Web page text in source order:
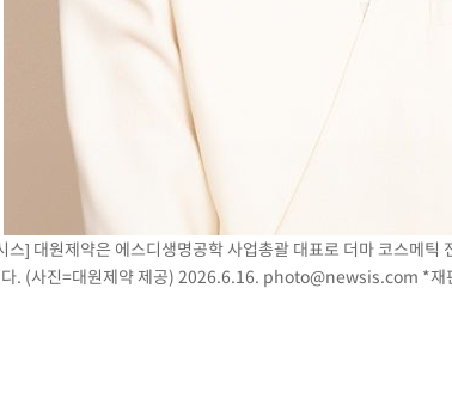
, 0.7원 내린 1423.8원 마감
다누리, 스페이스X 로켓 달 충돌 흔적 포착
골 실패…LAFC는 승부차기 끝 과달라하라 격파
펄'…기상청 "태풍 지나며 폭염 잠시 꺾인다"
스] 대원제약은 에스디생명공학 사업총괄 대표로 더마 코스메틱
. (사진=대원제약 제공) 2026.6.16. photo@newsis.com *재